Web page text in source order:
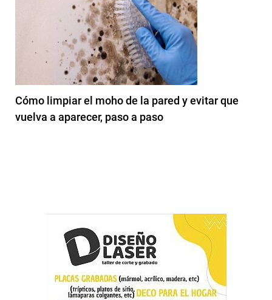
Cómo limpiar el moho de la pared y evitar que
vuelva a aparecer, paso a paso